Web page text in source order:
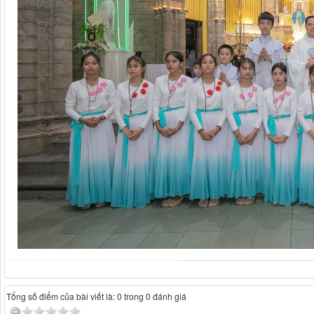
Tổng số điểm của bài viết là: 0 trong 0 đánh giá